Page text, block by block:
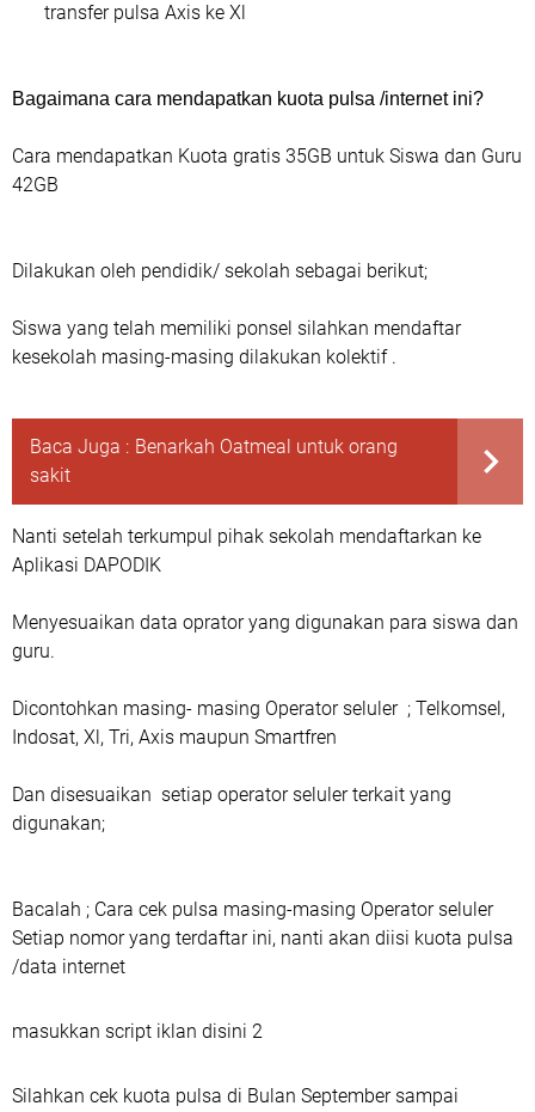
transfer pulsa Axis ke Xl
Bagaimana cara mendapatkan kuota pulsa /internet ini?
Cara mendapatkan Kuota gratis 35GB untuk Siswa dan Guru
42GB
Dilakukan oleh pendidik/ sekolah sebagai berikut;
Siswa yang telah memiliki ponsel silahkan mendaftar
kesekolah masing-masing dilakukan kolektif .
Baca Juga : Benarkah Oatmeal untuk orang
sakit
Nanti setelah terkumpul pihak sekolah mendaftarkan ke
Aplikasi DAPODIK
Menyesuaikan data oprator yang digunakan para siswa dan
guru.
Dicontohkan masing- masing Operator seluler ; Telkomsel,
Indosat, Xl, Tri, Axis maupun Smartfren
Dan disesuaikan setiap operator seluler terkait yang
digunakan;
Bacalah ; Cara cek pulsa masing-masing Operator seluler
Setiap nomor yang terdaftar ini, nanti akan diisi kuota pulsa
/data internet
masukkan script iklan disini 2
Silahkan cek kuota pulsa di Bulan September sampai